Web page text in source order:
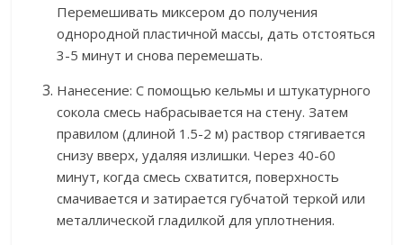
Перемешивать миксером до получения
однородной пластичной массы, дать отстояться
3-5 минут и снова перемешать.
Нанесение: С помощью кельмы и штукатурного
сокола смесь набрасывается на стену. Затем
правилом (длиной 1.5-2 м) раствор стягивается
снизу вверх, удаляя излишки. Через 40-60
минут, когда смесь схватится, поверхность
смачивается и затирается губчатой теркой или
металлической гладилкой для уплотнения.